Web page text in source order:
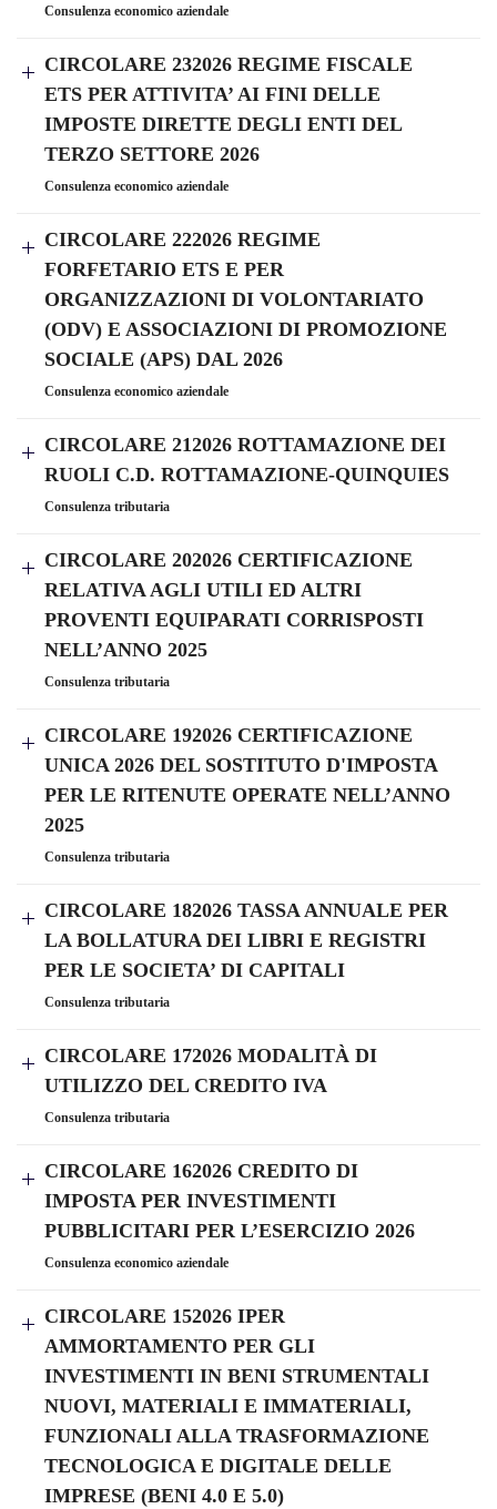
Consulenza economico aziendale
CIRCOLARE 232026 REGIME FISCALE
ETS PER ATTIVITA’ AI FINI DELLE
IMPOSTE DIRETTE DEGLI ENTI DEL
TERZO SETTORE 2026
Consulenza economico aziendale
CIRCOLARE 222026 REGIME
FORFETARIO ETS E PER
ORGANIZZAZIONI DI VOLONTARIATO
(ODV) E ASSOCIAZIONI DI PROMOZIONE
SOCIALE (APS) DAL 2026
Consulenza economico aziendale
CIRCOLARE 212026 ROTTAMAZIONE DEI
RUOLI C.D. ROTTAMAZIONE-QUINQUIES
Consulenza tributaria
CIRCOLARE 202026 CERTIFICAZIONE
RELATIVA AGLI UTILI ED ALTRI
PROVENTI EQUIPARATI CORRISPOSTI
NELL’ANNO 2025
Consulenza tributaria
CIRCOLARE 192026 CERTIFICAZIONE
UNICA 2026 DEL SOSTITUTO D'IMPOSTA
PER LE RITENUTE OPERATE NELL’ANNO
2025
Consulenza tributaria
CIRCOLARE 182026 TASSA ANNUALE PER
LA BOLLATURA DEI LIBRI E REGISTRI
PER LE SOCIETA’ DI CAPITALI
Consulenza tributaria
CIRCOLARE 172026 MODALITÀ DI
UTILIZZO DEL CREDITO IVA
Consulenza tributaria
CIRCOLARE 162026 CREDITO DI
IMPOSTA PER INVESTIMENTI
PUBBLICITARI PER L’ESERCIZIO 2026
Consulenza economico aziendale
CIRCOLARE 152026 IPER
AMMORTAMENTO PER GLI
INVESTIMENTI IN BENI STRUMENTALI
NUOVI, MATERIALI E IMMATERIALI,
FUNZIONALI ALLA TRASFORMAZIONE
TECNOLOGICA E DIGITALE DELLE
IMPRESE (BENI 4.0 E 5.0)